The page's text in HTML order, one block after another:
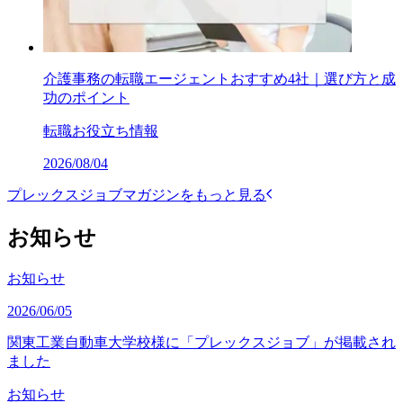
介護事務の転職エージェントおすすめ4社｜選び方と成
功のポイント
転職お役立ち情報
2026/08/04
プレックスジョブマガジンをもっと見る
お知らせ
お知らせ
2026/06/05
関東工業自動車大学校様に「プレックスジョブ」が掲載され
ました
お知らせ